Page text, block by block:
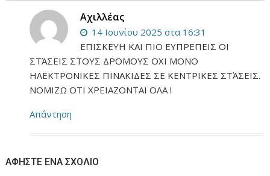
Αχιλλέας
14 Ιουνίου 2025 στα 16:31
ΕΠΙΣΚΕΥΗ ΚΑΙ ΠΙΟ ΕΥΠΡΕΠΕΙΣ ΟΙ
ΣΤΆΣΕΙΣ ΣΤΟΥΣ ΔΡΟΜΟΥΣ ΟΧΙ ΜΟΝΟ
ΗΛΕΚΤΡΟΝΙΚΕΣ ΠΙΝΑΚΙΔΕΣ ΣΕ ΚΕΝΤΡΙΚΕΣ ΣΤΆΣΕΙΣ.
ΝΟΜΙΖΩ ΟΤΙ ΧΡΕΙΑΖΟΝΤΑΙ ΟΛΑ !
Απάντηση
ΑΦΉΣΤΕ ΈΝΑ ΣΧΌΛΙΟ